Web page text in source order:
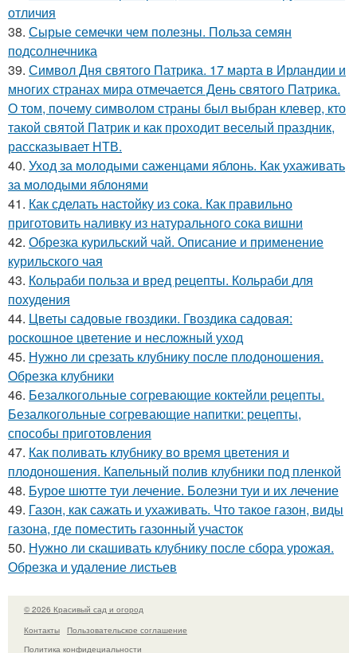
отличия
38. Сырые семечки чем полезны. Польза семян
подсолнечника
39. Символ Дня святого Патрика. 17 марта в Ирландии и
многих странах мира отмечается День святого Патрика.
О том, почему символом страны был выбран клевер, кто
такой святой Патрик и как проходит веселый праздник,
рассказывает НТВ.
40. Уход за молодыми саженцами яблонь. Как ухаживать
за молодыми яблонями
41. Как сделать настойку из сока. Как правильно
приготовить наливку из натурального сока вишни
42. Обрезка курильский чай. Описание и применение
курильского чая
43. Кольраби польза и вред рецепты. Кольраби для
похудения
44. Цветы садовые гвоздики. Гвоздика садовая:
роскошное цветение и несложный уход
45. Нужно ли срезать клубнику после плодоношения.
Обрезка клубники
46. Безалкогольные согревающие коктейли рецепты.
Безалкогольные согревающие напитки: рецепты,
способы приготовления
47. Как поливать клубнику во время цветения и
плодоношения. Капельный полив клубники под пленкой
48. Бурое шютте туи лечение. Болезни туи и их лечение
49. Газон, как сажать и ухаживать. Что такое газон, виды
газона, где поместить газонный участок
50. Нужно ли скашивать клубнику после сбора урожая.
Обрезка и удаление листьев
© 2026 Красивый сад и огород
Контакты
Пользовательское соглашение
Политика конфидециальности